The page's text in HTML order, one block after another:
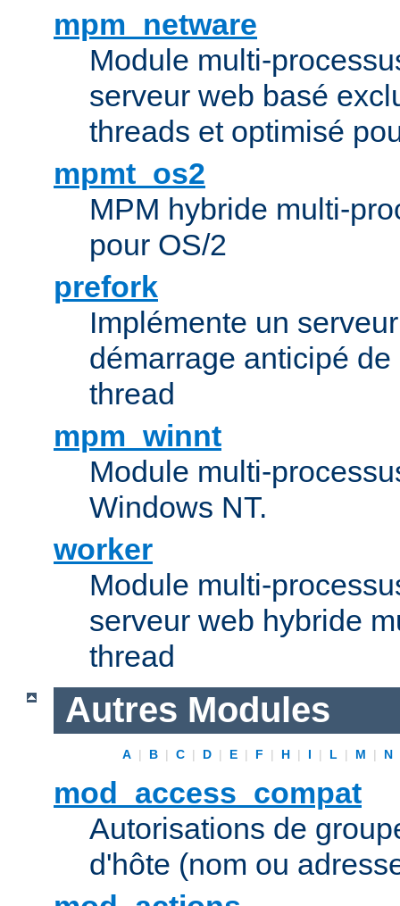
mpm_netware
Module multi-
serveur web basé
threads et optimisé
mpmt_os2
MPM hybride multi-
pour OS/2
prefork
Implémente un
démarrage anticipé
thread
mpm_winnt
Module multi-
Windows NT.
worker
Module multi-
serveur web hybride
thread
Autres Modules
A | B | C | D | E | F | H | I | L | M | N
mod_access_compat
Autorisations de
d'hôte (nom ou